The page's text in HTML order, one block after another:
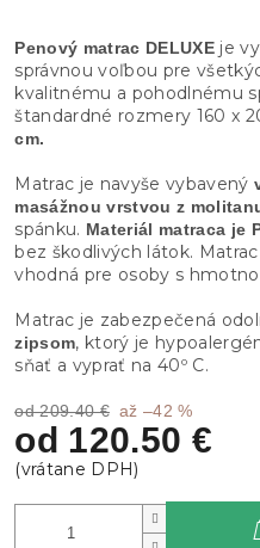
od 209.40 € až –42 %
od 120.50 €
Penový matrac DELUXE je
správnou voľbou pre
kvalitnému a pohodlnému
štandardné rozmery 160 x
cm.
Matrac je navyše vybavený
masážnou vrstvou z
spánku. Materiál matraca je
bez škodlivých látok.
vhodná pre osoby s
Matrac je zabezpečená
zipsom, ktorý je
sňať a vyprať na 40º C.